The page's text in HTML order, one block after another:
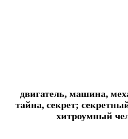
двигатель, машина,
тайна, секрет;
хитроумный